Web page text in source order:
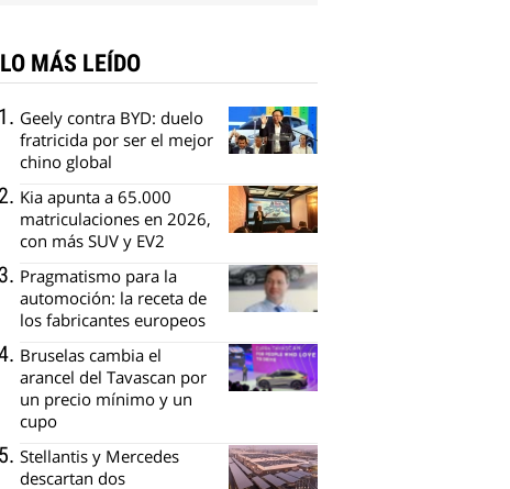
LO MÁS LEÍDO
Geely contra BYD: duelo
fratricida por ser el mejor
chino global
Kia apunta a 65.000
matriculaciones en 2026,
con más SUV y EV2
Pragmatismo para la
automoción: la receta de
los fabricantes europeos
Bruselas cambia el
arancel del Tavascan por
un precio mínimo y un
cupo
Stellantis y Mercedes
descartan dos